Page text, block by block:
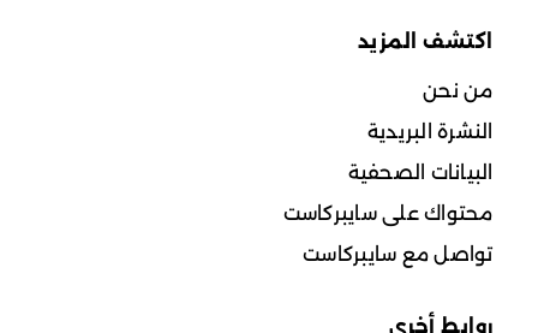
اكتشف المزيد
من نحن
النشرة البريدية
البيانات الصحفية
محتواك على سايبركاست
تواصل مع سايبركاست
روابط أخرى